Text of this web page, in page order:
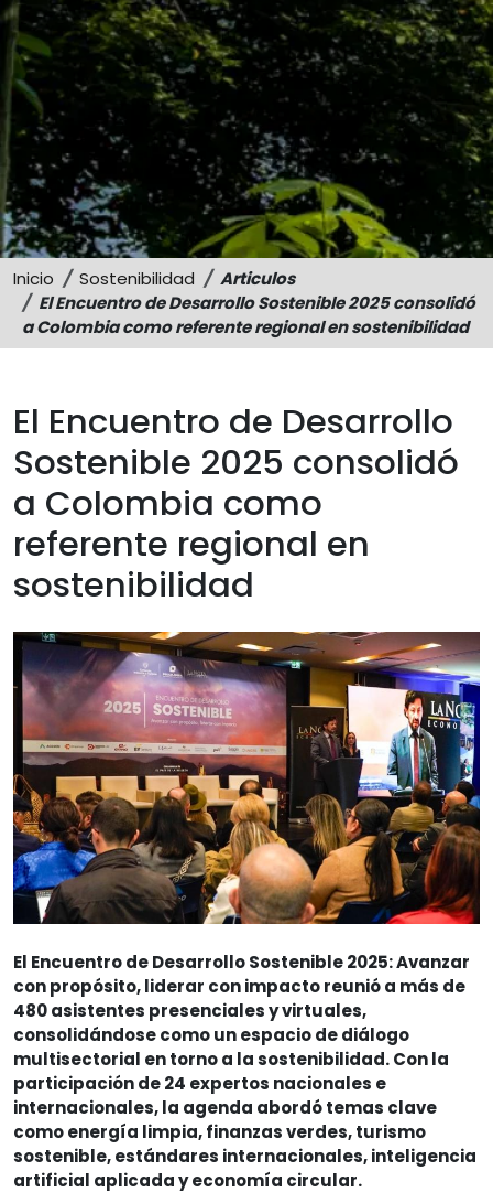
Sostenibilidad
Memorias
Inicio Sostenibilidad
Articulos
El Encuentro de Desarrollo Sostenible 2025 consolidó
a Colombia como referente regional en sostenibilidad
El Encuentro de Desarrollo
Sostenible 2025 consolidó
a Colombia como
referente regional en
sostenibilidad
El Encuentro de Desarrollo Sostenible 2025: Avanzar
con propósito, liderar con impacto reunió a más de
480 asistentes presenciales y virtuales,
consolidándose como un espacio de diálogo
multisectorial en torno a la sostenibilidad. Con la
participación de 24 expertos nacionales e
internacionales, la agenda abordó temas clave
como energía limpia, finanzas verdes, turismo
sostenible, estándares internacionales, inteligencia
artificial aplicada y economía circular.